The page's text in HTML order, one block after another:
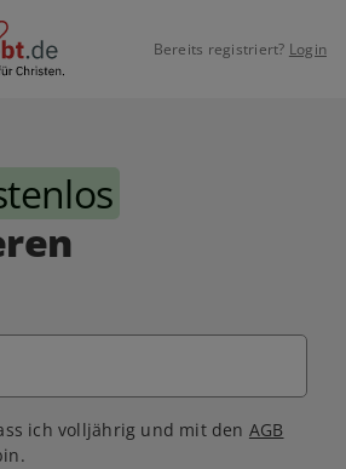
Bereits registriert? Login
ich volljährig und mit den AGB